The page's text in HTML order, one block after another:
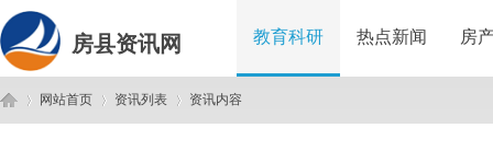
房县资讯网 教育科研 热点新闻 房
网站首页 资讯列表 资讯内容